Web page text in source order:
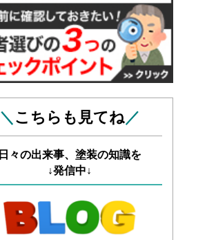
＼ こちらも見てね／
日々の出来事、塗装の知識を
↓発信中↓